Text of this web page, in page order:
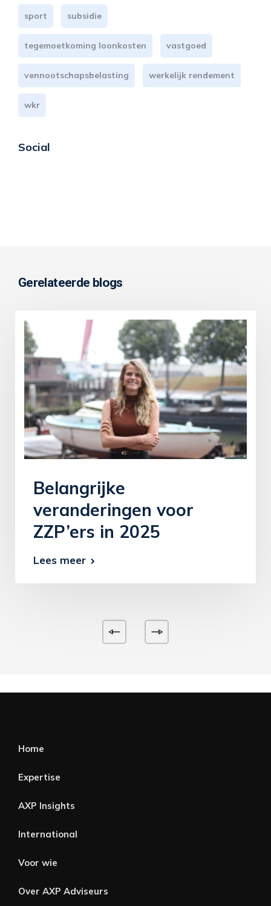
sport subsidie
tegemoetkoming loonkosten vastgoed
vennootschapsbelasting werkelijk rendement
wkr
Social
Gerelateerde blogs
Belangrijke
veranderingen voor
ZZP’ers in 2025
Lees meer
Home
Expertise
AXP Insights
International
Voor wie
Over AXP Adviseurs